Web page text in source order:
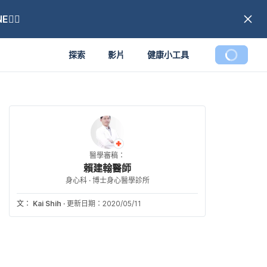
探索 影片 健康小工具
醫學審稿：
賴建翰醫師
身心科 · 博士身心醫學診所
文： Kai Shih · 更新日期：2020/05/11